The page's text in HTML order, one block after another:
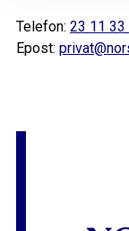
Telefon: 23 11 33
Epost: